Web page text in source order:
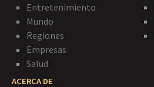
Entretenimiento
Mundo
Regiones
Empresas
Salud
ACERCA DE